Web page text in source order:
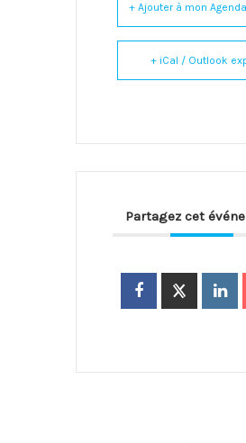
+ Ajouter à mon
+ iCal / Outlook
Partagez cet